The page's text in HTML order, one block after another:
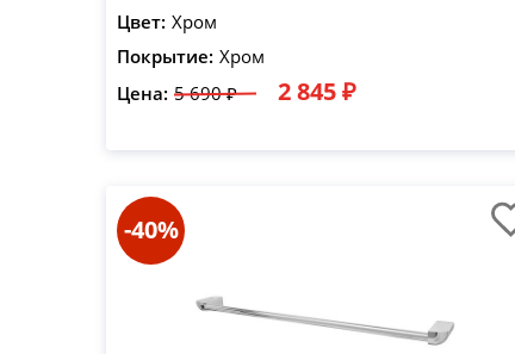
Цвет: Хром
Покрытие: Хром
Цена: 5 690 ₽ 2 845 ₽
-40%